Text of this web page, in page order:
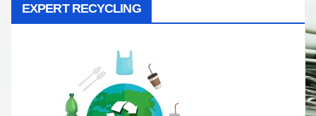
EXPERT RECYCLING